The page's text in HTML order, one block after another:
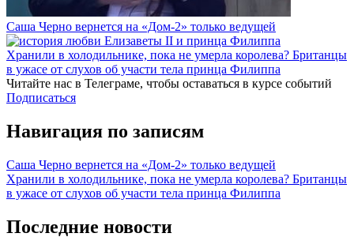
Саша Черно вернется на «Дом-2» только ведущей
Хранили в холодильнике, пока не умерла королева? Британцы
в ужасе от слухов об участи тела принца Филиппа
Читайте нас в Телеграме, чтобы оставаться в курсе событий
Подписаться
Навигация по записям
Саша Черно вернется на «Дом-2» только ведущей
Хранили в холодильнике, пока не умерла королева? Британцы
в ужасе от слухов об участи тела принца Филиппа
Последние новости